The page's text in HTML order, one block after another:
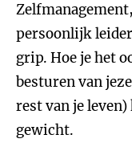
persoonlijk
grip. Hoe je het
besturen van
rest van je
gewicht.